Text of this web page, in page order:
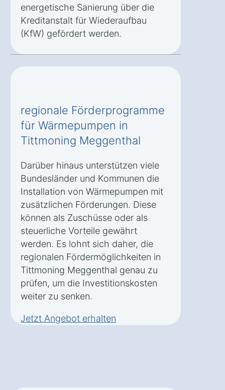
energetische Sanierung über die
Kreditanstalt für Wiederaufbau
(KfW) gefördert werden.
regionale Förderprogramme
für Wärmepumpen in
Tittmoning Meggenthal
Darüber hinaus unterstützen viele
Bundesländer und Kommunen die
Installation von Wärmepumpen mit
zusätzlichen Förderungen. Diese
können als Zuschüsse oder als
steuerliche Vorteile gewährt
werden. Es lohnt sich daher, die
regionalen Fördermöglichkeiten in
Tittmoning Meggenthal genau zu
prüfen, um die Investitionskosten
weiter zu senken.
Jetzt Angebot erhalten